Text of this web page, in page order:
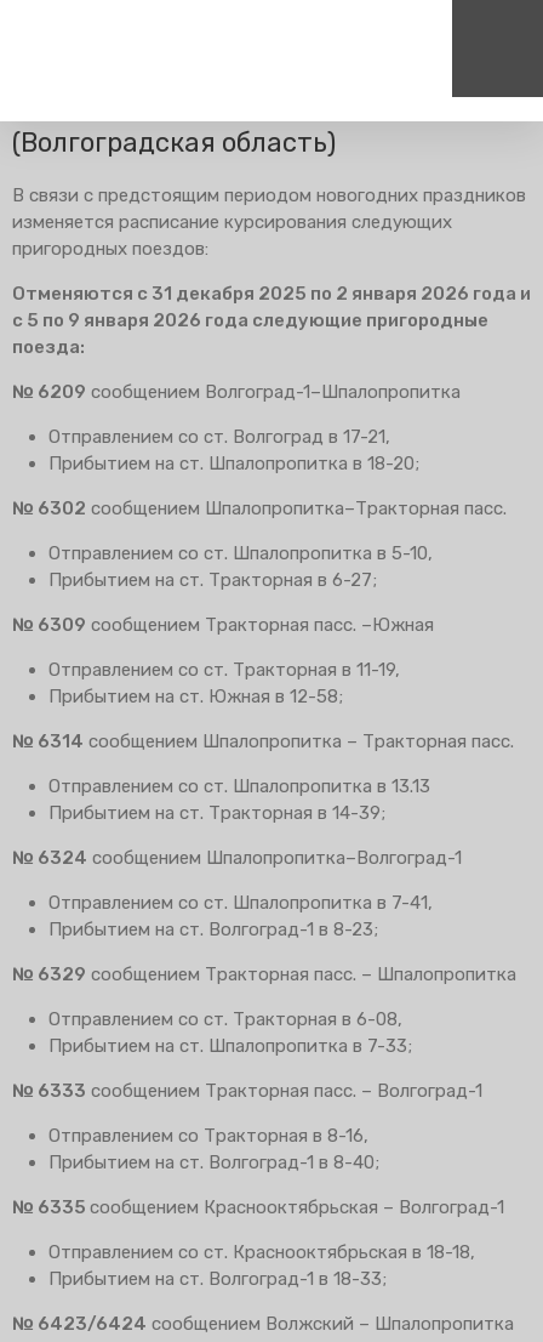
Пассажирам
Справочник
Режим работы билетных
касс
Тарифы и льготы
Способы оплаты проезда
Абонементные билеты
Схема обращения
Мобильное приложение
Для маломобильных
Туризм
Самостоятельные
Групповые маршруты
(Волгоградская область)
В связи с предстоящим периодом новогодних праздников
изменяется расписание курсирования следующих
пригородных поездов:
Отменяются с 31 декабря 2025 по 2 января 2026 года и
с 5 по 9 января 2026 года следующие пригородные
поезда:
№ 6209 сообщением Волгоград-1–Шпалопропитка
Отправлением со ст. Волгоград в 17-21,
Прибытием на ст. Шпалопропитка в 18-20;
№ 6302 сообщением Шпалопропитка–Тракторная пасс.
Отправлением со ст. Шпалопропитка в 5-10,
Прибытием на ст. Тракторная в 6-27;
№ 6309 сообщением Тракторная пасс. –Южная
Отправлением со ст. Тракторная в 11-19,
Прибытием на ст. Южная в 12-58;
№ 6314 сообщением Шпалопропитка – Тракторная пасс.
Отправлением со ст. Шпалопропитка в 13.13
Прибытием на ст. Тракторная в 14-39;
№ 6324 сообщением Шпалопропитка–Волгоград-1
Отправлением со ст. Шпалопропитка в 7-41,
Прибытием на ст. Волгоград-1 в 8-23;
№ 6329 сообщением Тракторная пасс. – Шпалопропитка
Отправлением со ст. Тракторная в 6-08,
Прибытием на ст. Шпалопропитка в 7-33;
№ 6333 сообщением Тракторная пасс. – Волгоград-1
Отправлением со Тракторная в 8-16,
Прибытием на ст. Волгоград-1 в 8-40;
№ 6335 сообщением Краснооктябрьская – Волгоград-1
Отправлением со ст. Краснооктябрьская в 18-18,
Прибытием на ст. Волгоград-1 в 18-33;
№ 6423/6424 сообщением Волжский – Шпалопропитка